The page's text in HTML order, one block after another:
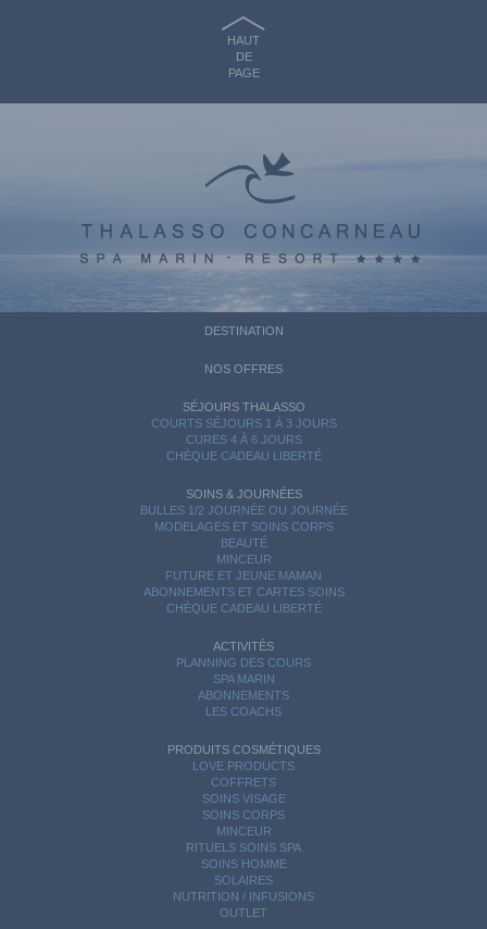
HAUT
DE
PAGE
DESTINATION
NOS OFFRES
SÉJOURS THALASSO
COURTS SÉJOURS 1 À 3 JOURS
CURES 4 À 6 JOURS
CHÈQUE CADEAU LIBERTÉ
SOINS & JOURNÉES
BULLES 1/2 JOURNÉE OU JOURNÉE
MODELAGES ET SOINS CORPS
BEAUTÉ
MINCEUR
FUTURE ET JEUNE MAMAN
ABONNEMENTS ET CARTES SOINS
CHÈQUE CADEAU LIBERTÉ
ACTIVITÉS
PLANNING DES COURS
SPA MARIN
ABONNEMENTS
LES COACHS
PRODUITS COSMÉTIQUES
LOVE PRODUCTS
COFFRETS
SOINS VISAGE
SOINS CORPS
MINCEUR
RITUELS SOINS SPA
SOINS HOMME
SOLAIRES
NUTRITION / INFUSIONS
OUTLET